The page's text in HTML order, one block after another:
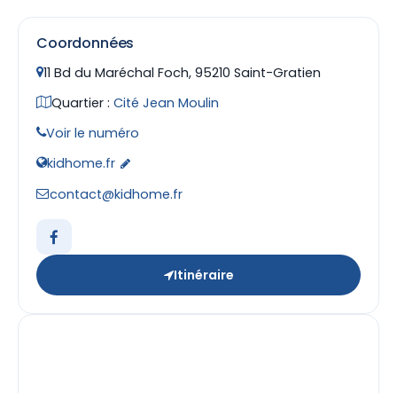
Coordonnées
11 Bd du Maréchal Foch, 95210 Saint-Gratien
Quartier : Cité Jean Moulin
Voir le numéro
kidhome.fr
contact@kidhome.fr
Itinéraire